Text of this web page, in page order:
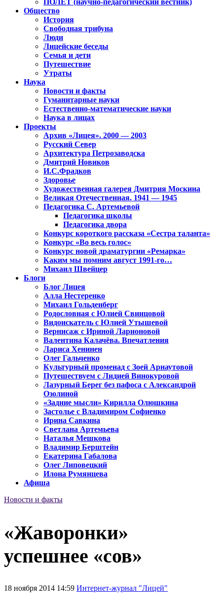
ПОЛЁТ (научно-педагогический вестник)
Общество
История
Свободная трибуна
Люди
Лицейские беседы
Семья и дети
Путешествие
Утраты
Наука
Новости и факты
Гуманитарные науки
Естественно-математические науки
Наука в лицах
Проекты
Архив «Лицея». 2000 — 2003
Русский Север
Архитектура Петрозаводска
Дмитрий Новиков
И.С.Фрадков
Здоровье
Художественная галерея Дмитрия Москина
Великая Отечественная. 1941 — 1945
Педагогика С. Артемьевой
Педагогика школы
Педагогика двора
Конкурс короткого рассказа «Сестра таланта»
Конкурс «Во весь голос»
Конкурс новой драматургии «Ремарка»
Каким мы помним август 1991-го…
Михаил Швейцер
Блоги
Блог Лицея
Алла Нестеренко
Михаил Гольденберг
Родословная с Юлией Свинцовой
Видоискатель с Юлией Утышевой
Вернисаж с Ириной Ларионовой
Валентина Калачёва. Впечатления
Лариса Хенинен
Олег Гальченко
Культурный променад с Зоей Арнаутовой
Путешествуем с Лидией Винокуровой
Лазурный Берег без пафоса с Александрой
Озолиной
«Задние мысли» Кирилла Олюшкина
Застолье с Владимиром Софиенко
Ирина Савкина
Светлана Артемьева
Наталья Мешкова
Владимир Берштейн
Екатерина Габалова
Олег Липовецкий
Илона Румянцева
Афиша
Новости и факты
«Жаворонки»
успешнее «сов»
18 ноября 2014 14:59 Интернет-журнал "Лицей"